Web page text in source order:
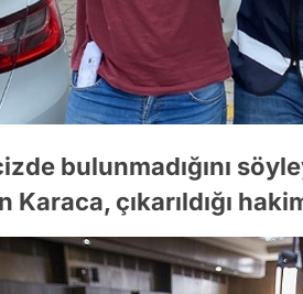
bulunmadığını
Karaca, çıkarıldığı